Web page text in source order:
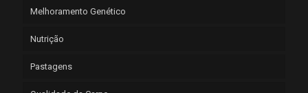
Melhoramento Genético
Nutrição
Pastagens